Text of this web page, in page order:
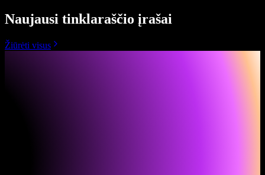
Naujausi tinklaraščio įrašai
Žiūrėti visus